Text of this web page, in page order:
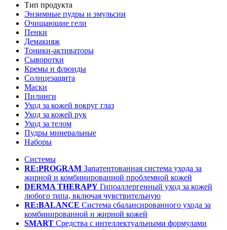
Тип продукта
Энзимные пудры и эмульсии
Очищающие гели
Пенки
Демакияж
Тоники-активаторы
Сыворотки
Кремы и флюиды
Солнцезащита
Маски
Пилинги
Уход за кожей вокруг глаз
Уход за кожей рук
Уход за телом
Пудры минеральные
Наборы
Системы
RE:PROGRAM Запатентованная система ухода за
жирной и комбинированной проблемной кожей
DERMA THERAPY Гипоаллергенный уход за кожей
любого типа, включая чувствительную
RE:BALANCE Система сбалансированного ухода за
комбинированной и жирной кожей
SMART Средства с интеллектуальными формулами